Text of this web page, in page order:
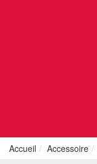
Accueil Accessoire